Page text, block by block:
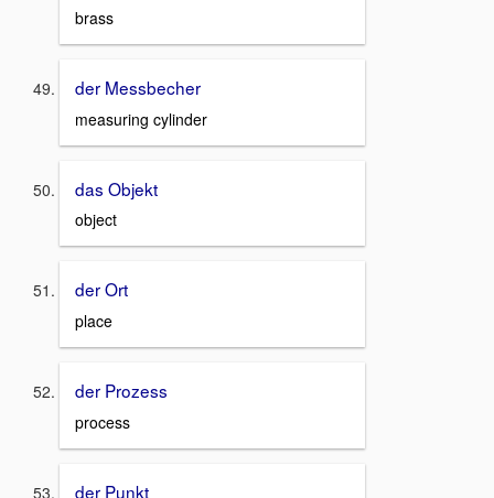
brass
der Messbecher
measuring cylinder
das Objekt
object
der Ort
place
der Prozess
process
der Punkt